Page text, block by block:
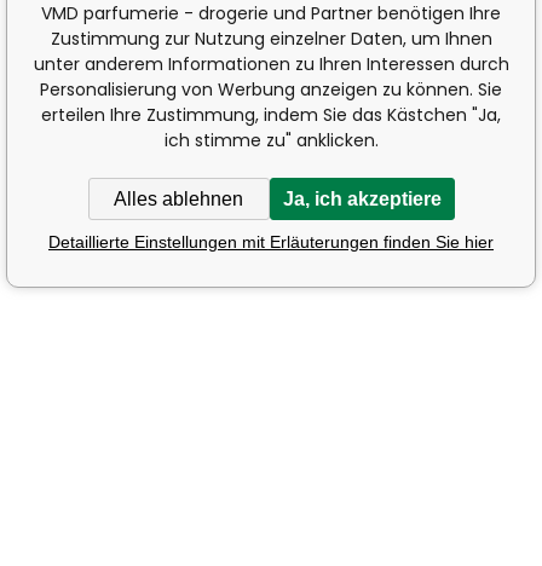
VMD parfumerie - drogerie und Partner benötigen Ihre
Zustimmung zur Nutzung einzelner Daten, um Ihnen
unter anderem Informationen zu Ihren Interessen durch
Personalisierung von Werbung anzeigen zu können. Sie
erteilen Ihre Zustimmung, indem Sie das Kästchen "Ja,
ich stimme zu" anklicken.
Alles ablehnen Ja, ich akzeptiere
Detaillierte Einstellungen mit Erläuterungen finden Sie hier